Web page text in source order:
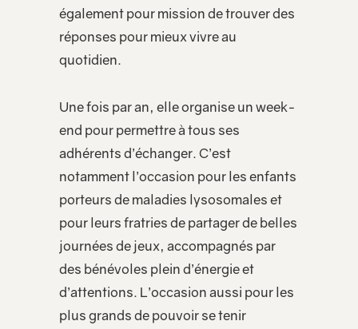
également pour mission de trouver des
réponses pour mieux vivre au
quotidien.
Une fois par an, elle organise un week-
end pour permettre à tous ses
adhérents d’échanger. C’est
notamment l’occasion pour les enfants
porteurs de maladies lysosomales et
pour leurs fratries de partager de belles
journées de jeux, accompagnés par
des bénévoles plein d’énergie et
d’attentions. L’occasion aussi pour les
plus grands de pouvoir se tenir